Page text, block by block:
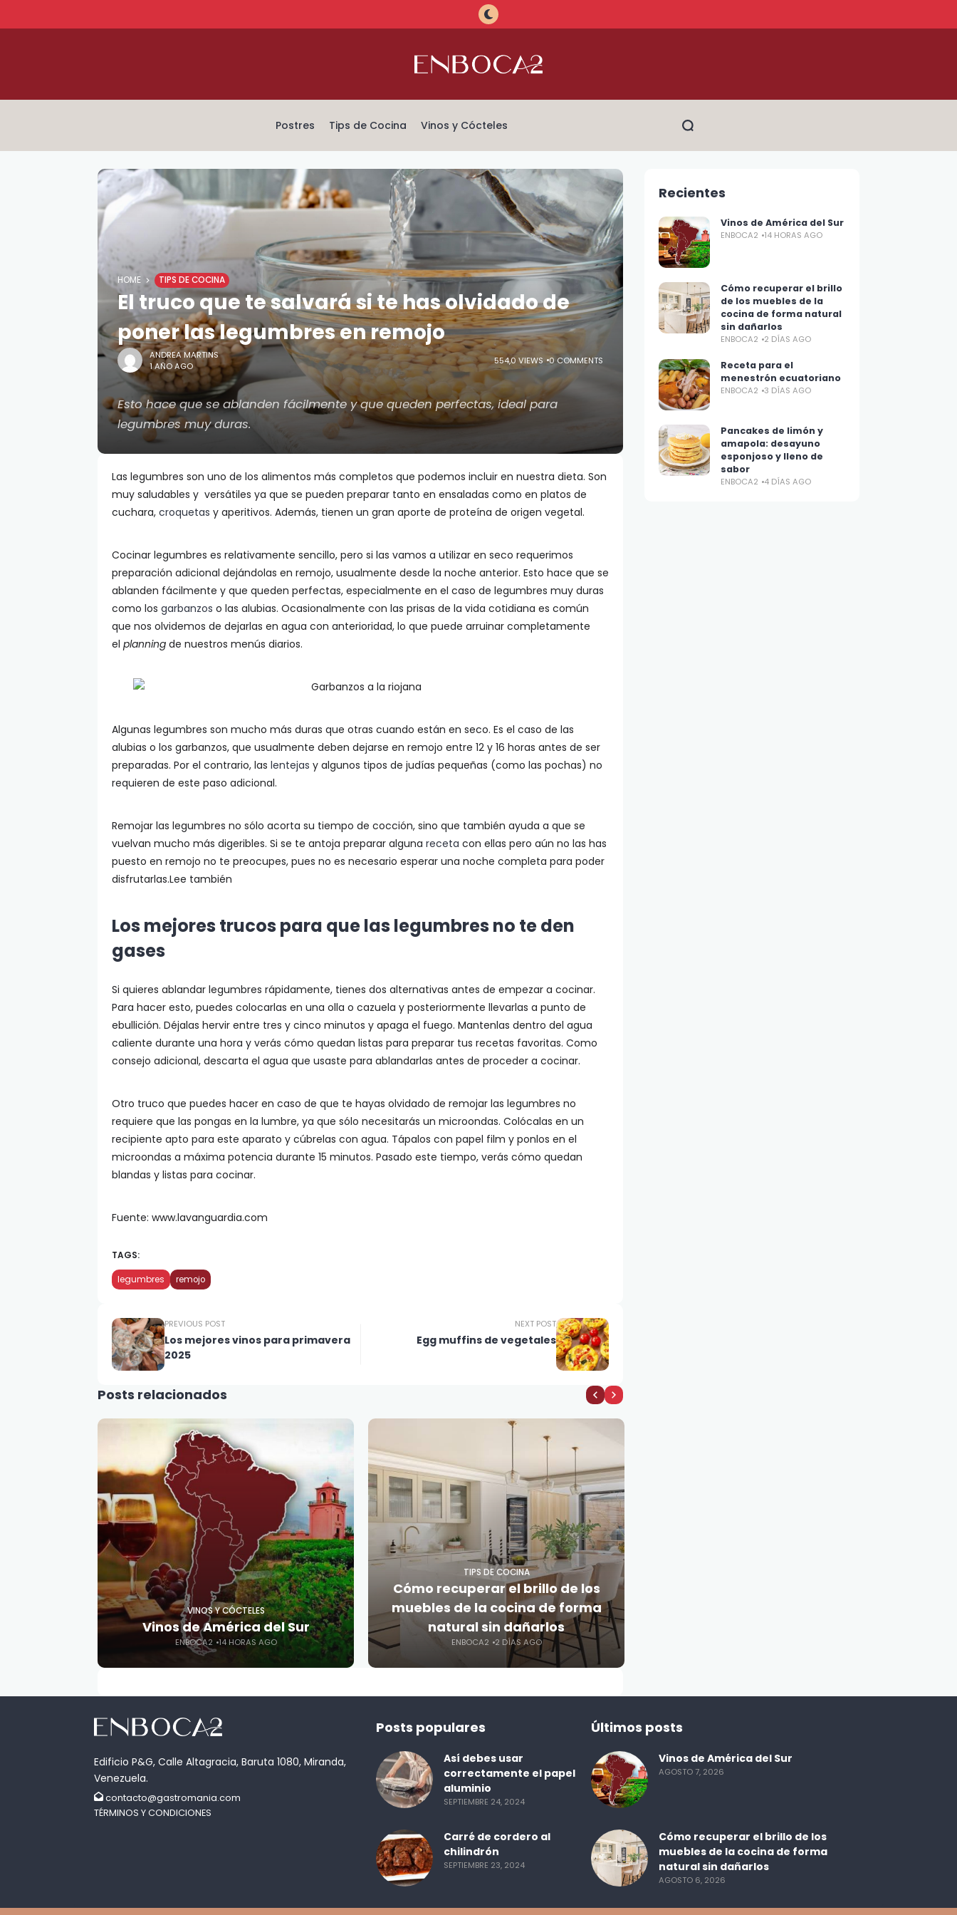
Postres Tips de Cocina Vinos y Cócteles
HOME TIPS DE COCINA
El truco que te salvará si te has olvidado de
poner las legumbres en remojo
ANDREA MARTINS
1 AÑO AGO
554,0 VIEWS 0 COMMENTS
Esto hace que se ablanden fácilmente y que queden perfectas, ideal para
legumbres muy duras.
Las legumbres son uno de los alimentos más completos que podemos incluir en nuestra dieta. Son
muy saludables y versátiles ya que se pueden preparar tanto en ensaladas como en platos de
cuchara, croquetas y aperitivos. Además, tienen un gran aporte de proteína de origen vegetal.
Cocinar legumbres es relativamente sencillo, pero si las vamos a utilizar en seco requerimos
preparación adicional dejándolas en remojo, usualmente desde la noche anterior. Esto hace que se
ablanden fácilmente y que queden perfectas, especialmente en el caso de legumbres muy duras
como los garbanzos o las alubias. Ocasionalmente con las prisas de la vida cotidiana es común
que nos olvidemos de dejarlas en agua con anterioridad, lo que puede arruinar completamente
el planning de nuestros menús diarios.
Algunas legumbres son mucho más duras que otras cuando están en seco. Es el caso de las
alubias o los garbanzos, que usualmente deben dejarse en remojo entre 12 y 16 horas antes de ser
preparadas. Por el contrario, las lentejas y algunos tipos de judías pequeñas (como las pochas) no
requieren de este paso adicional.
Remojar las legumbres no sólo acorta su tiempo de cocción, sino que también ayuda a que se
vuelvan mucho más digeribles. Si se te antoja preparar alguna receta con ellas pero aún no las has
puesto en remojo no te preocupes, pues no es necesario esperar una noche completa para poder
disfrutarlas.Lee también
Los mejores trucos para que las legumbres no te den
gases
Si quieres ablandar legumbres rápidamente, tienes dos alternativas antes de empezar a cocinar.
Para hacer esto, puedes colocarlas en una olla o cazuela y posteriormente llevarlas a punto de
ebullición. Déjalas hervir entre tres y cinco minutos y apaga el fuego. Mantenlas dentro del agua
caliente durante una hora y verás cómo quedan listas para preparar tus recetas favoritas. Como
consejo adicional, descarta el agua que usaste para ablandarlas antes de proceder a cocinar.
Otro truco que puedes hacer en caso de que te hayas olvidado de remojar las legumbres no
requiere que las pongas en la lumbre, ya que sólo necesitarás un microondas. Colócalas en un
recipiente apto para este aparato y cúbrelas con agua. Tápalos con papel film y ponlos en el
microondas a máxima potencia durante 15 minutos. Pasado este tiempo, verás cómo quedan
blandas y listas para cocinar.
Fuente: www.lavanguardia.com
TAGS:
legumbres remojo
PREVIOUS POST
Los mejores vinos para primavera
2025
NEXT POST
Egg muffins de vegetales
Posts relacionados
VINOS Y CÓCTELES
Vinos de América del Sur
ENBOCA2 14 HORAS AGO
TIPS DE COCINA
Cómo recuperar el brillo de los
muebles de la cocina de forma
natural sin dañarlos
ENBOCA2 2 DÍAS AGO
Recientes
Vinos de América del Sur
ENBOCA2 14 HORAS AGO
Cómo recuperar el brillo
de los muebles de la
cocina de forma natural
sin dañarlos
ENBOCA2 2 DÍAS AGO
Receta para el
menestrón ecuatoriano
ENBOCA2 3 DÍAS AGO
Pancakes de limón y
amapola: desayuno
esponjoso y lleno de
sabor
ENBOCA2 4 DÍAS AGO
Edificio P&G, Calle Altagracia, Baruta 1080, Miranda,
Venezuela.
contacto@gastromania.com
TÉRMINOS Y CONDICIONES
Posts populares
Así debes usar
correctamente el papel
aluminio
SEPTIEMBRE 24, 2024
Carré de cordero al
chilindrón
SEPTIEMBRE 23, 2024
Últimos posts
Vinos de América del Sur
AGOSTO 7, 2026
Cómo recuperar el brillo de los
muebles de la cocina de forma
natural sin dañarlos
AGOSTO 6, 2026